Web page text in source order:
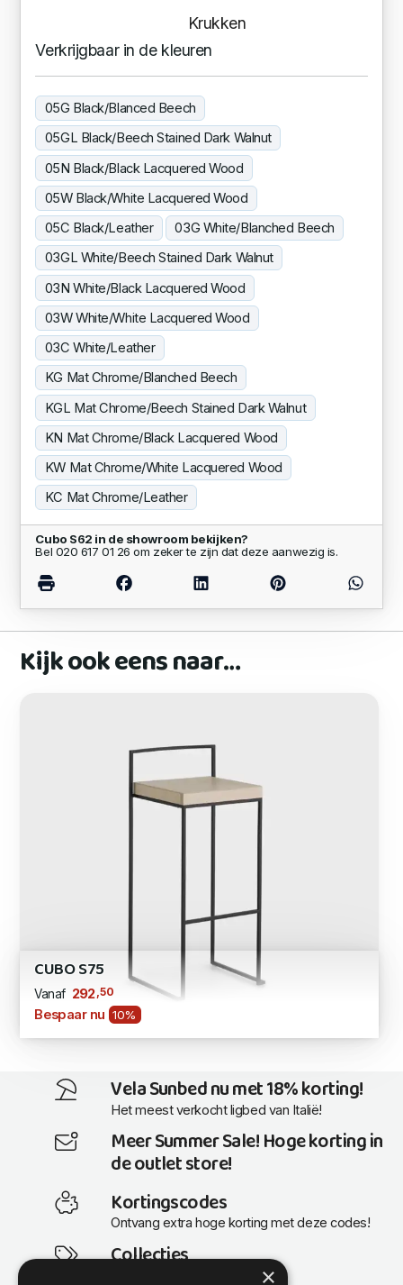
Krukken
Verkrijgbaar in de kleuren
05G Black/Blanced Beech
05GL Black/Beech Stained Dark Walnut
05N Black/Black Lacquered Wood
05W Black/White Lacquered Wood
05C Black/Leather
03G White/Blanched Beech
03GL White/Beech Stained Dark Walnut
03N White/Black Lacquered Wood
03W White/White Lacquered Wood
03C White/Leather
KG Mat Chrome/Blanched Beech
KGL Mat Chrome/Beech Stained Dark Walnut
KN Mat Chrome/Black Lacquered Wood
KW Mat Chrome/White Lacquered Wood
KC Mat Chrome/Leather
Cubo S62 in de showroom bekijken?
Bel 020 617 01 26 om zeker te zijn dat deze aanwezig is.
Kijk ook eens naar…
CUBO S75
Vanaf 292,50
Bespaar nu 10%
Vela Sunbed nu met 18% korting!
Het meest verkocht ligbed van Italië!
Meer Summer Sale! Hoge korting in
de outlet store!
Kortingscodes
Ontvang extra hoge korting met deze codes!
Collecties
Actuele en populaire collecties
×